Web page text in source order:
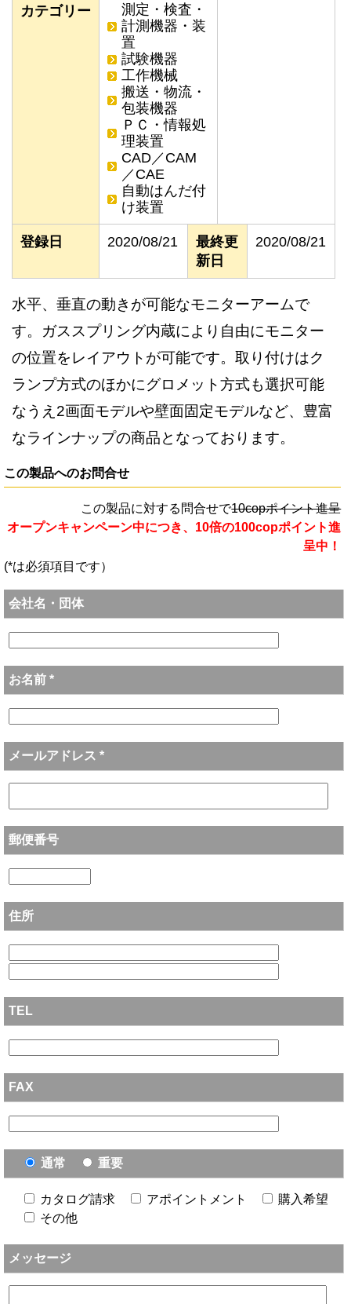
カテゴリー
測定・検査・
計測機器・装
置
試験機器
工作機械
搬送・物流・
包装機器
ＰＣ・情報処
理装置
CAD／CAM
／CAE
自動はんだ付
け装置
登録日 2020/08/21
最終更
新日
2020/08/21
水平、垂直の動きが可能なモニターアームで
す。ガススプリング内蔵により自由にモニター
の位置をレイアウトが可能です。取り付けはク
ランプ方式のほかにグロメット方式も選択可能
なうえ2画面モデルや壁面固定モデルなど、豊富
なラインナップの商品となっております。
この製品へのお問合せ
この製品に対する問合せで10copポイント進呈
オープンキャンペーン中につき、10倍の100copポイント進
呈中！
(*は必須項目です）
会社名・団体
お名前 *
メールアドレス *
郵便番号
住所
TEL
FAX
通常 重要
カタログ請求 アポイントメント
購入希望
その他
メッセージ